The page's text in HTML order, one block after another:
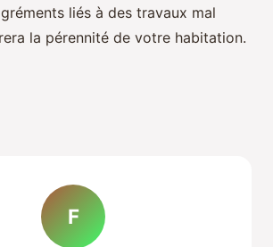
liés à des travaux mal
la pérennité de votre habitation.
F